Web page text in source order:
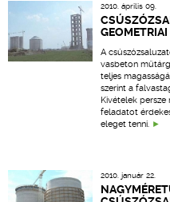
2010. április 09.
A
vasbeton
teljes
szerint a
Kivételek persze
feladatot
eleget tenni.
2010. január 22.